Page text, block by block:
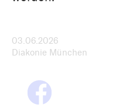
03.06.2026
Diakonie München